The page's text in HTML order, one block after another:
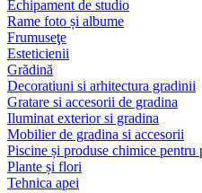
Echipament de studio
Rame foto și albume
Frumuseţe
Esteticienii
Grădină
Decoratiuni si arhitectura gradinii
Gratare si accesorii de gradina
Iluminat exterior si gradina
Mobilier de gradina si accesorii
Piscine și produse chimice pentru
Plante și flori
Tehnica apei